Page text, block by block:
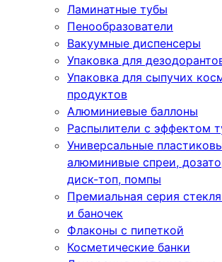
Ламинатные тубы
Пенообразователи
Вакуумные диспенсеры
Упаковка для
Упаковка для сыпучих
продуктов
Алюминиевые баллоны
Распылители с эффектом
Универсальные
алюминивые спреи,
диск-топ, помпы
Премиальная серия
и баночек
Флаконы с пипеткой
Косметические банки